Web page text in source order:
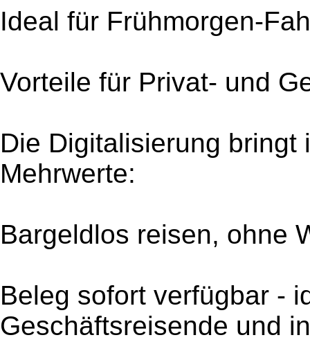
Ideal für Frühmorgen-
Vorteile für Privat- und
Die Digitalisierung
Mehrwerte:
Bargeldlos reisen, ohne
Beleg sofort verfügbar -
Geschäftsreisende und